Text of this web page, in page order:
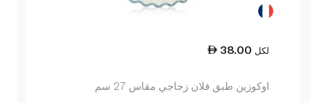
38.00 لكل
اوكوزين طبق فلان زجاجي مقاس 27 سم